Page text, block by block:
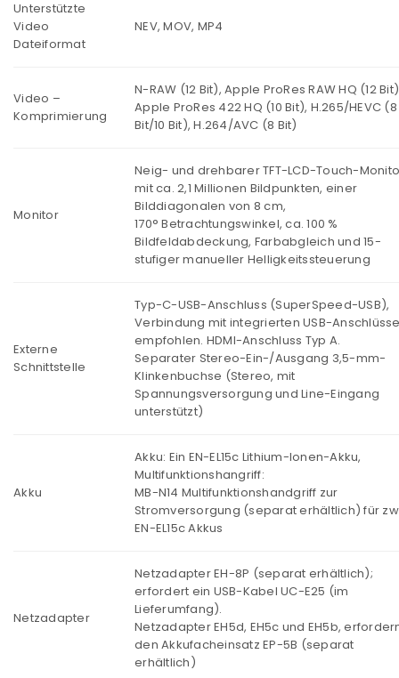
Unterstützte
Video
Dateiformat
NEV, MOV, MP4
Video –
Komprimierung
N-RAW (12 Bit), Apple ProRes RAW HQ (12
Apple ProRes 422 HQ (10 Bit), H.265/HEVC (8
Bit/10 Bit), H.264/AVC (8 Bit)
Monitor
Neig- und drehbarer TFT-LCD-Touch-
mit ca. 2,1 Millionen Bildpunkten, einer
Bilddiagonalen von 8 cm,
170° Betrachtungswinkel, ca. 100 %
Bildfeldabdeckung, Farbabgleich und 15-
stufiger manueller Helligkeitssteuerung
Externe
Schnittstelle
Typ-C-USB-Anschluss (SuperSpeed-USB),
Verbindung mit integrierten USB-
empfohlen. HDMI-Anschluss Typ A.
Separater Stereo-Ein-/Ausgang 3,5-mm-
Klinkenbuchse (Stereo, mit
Spannungsversorgung und Line-Eingang
unterstützt)
Akku
Akku: Ein EN-EL15c Lithium-Ionen-Akku,
Multifunktionshangriff:
MB-N14 Multifunktionshandgriff zur
Stromversorgung (separat erhältlich) für
EN-EL15c Akkus
Netzadapter
Netzadapter EH-8P (separat erhältlich);
erfordert ein USB-Kabel UC-E25 (im
Lieferumfang).
Netzadapter EH5d, EH5c und EH5b,
den Akkufacheinsatz EP-5B (separat
erhältlich)